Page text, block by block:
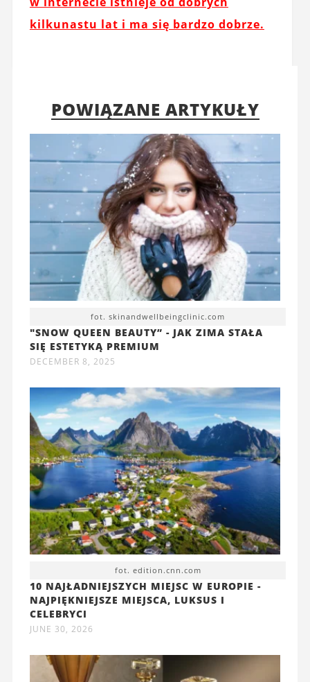
kilkunastu lat i ma się bardzo dobrze.
POWIĄZANE ARTYKUŁY
fot. skinandwellbeingclinic.com
"SNOW QUEEN BEAUTY” - JAK ZIMA STAŁA
SIĘ ESTETYKĄ PREMIUM
DECEMBER 8, 2025
fot. edition.cnn.com
10 NAJŁADNIEJSZYCH MIEJSC W EUROPIE -
NAJPIĘKNIEJSZE MIEJSCA, LUKSUS I
CELEBRYCI
JUNE 30, 2026